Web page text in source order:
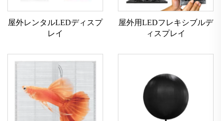
屋外レンタルLEDディスプ
レイ
屋外用LEDフレキシブルデ
ィスプレイ